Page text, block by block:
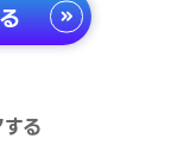
る